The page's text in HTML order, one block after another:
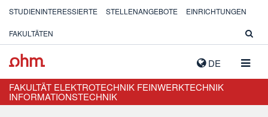
DE
STUDIENINTERESSIERTE STELLENANGEBOTE EINRICHTUNGEN
FAKULTÄTEN
FAKULTÄT ELEKTROTECHNIK FEINWERKTECHNIK
INFORMATIONSTECHNIK